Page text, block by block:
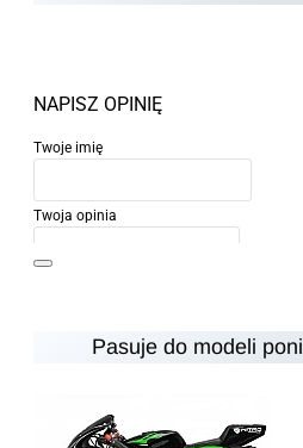
NAPISZ OPINIĘ
Twoje imię
Twoja opinia
Pasuje do modeli